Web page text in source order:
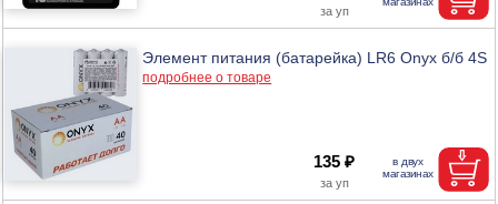
Элемент питания (батарейка) LR6 Onyx б/б 4S
подробнее о товаре
135 ₽